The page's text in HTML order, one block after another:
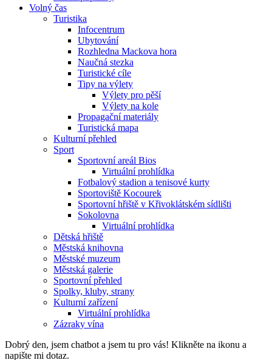
Volný čas
Turistika
Infocentrum
Ubytování
Rozhledna Mackova hora
Naučná stezka
Turistické cíle
Tipy na výlety
Výlety pro pěší
Výlety na kole
Propagační materiály
Turistická mapa
Kulturní přehled
Sport
Sportovní areál Bios
Virtuální prohlídka
Fotbalový stadion a tenisové kurty
Sportoviště Kocourek
Sportovní hřiště v Křivoklátském sídlišti
Sokolovna
Virtuální prohlídka
Dětská hřiště
Městská knihovna
Městské muzeum
Městská galerie
Sportovní přehled
Spolky, kluby, strany
Kulturní zařízení
Virtuální prohlídka
Zázraky vína
Dobrý den, jsem chatbot a jsem tu pro vás! Klikněte na ikonu a
napište mi dotaz.